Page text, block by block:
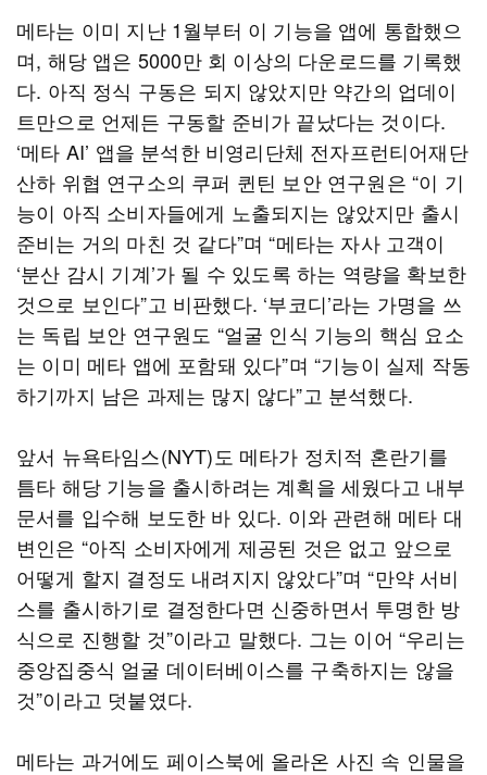
메타는 이미 지난 1월부터 이 기능을 앱에 통합했으
며, 해당 앱은 5000만 회 이상의 다운로드를 기록했
다. 아직 정식 구동은 되지 않았지만 약간의 업데이
트만으로 언제든 구동할 준비가 끝났다는 것이다.
‘메타 AI’ 앱을 분석한 비영리단체 전자프런티어재단
산하 위협 연구소의 쿠퍼 퀸틴 보안 연구원은 “이 기
능이 아직 소비자들에게 노출되지는 않았지만 출시
준비는 거의 마친 것 같다”며 “메타는 자사 고객이
‘분산 감시 기계’가 될 수 있도록 하는 역량을 확보한
것으로 보인다”고 비판했다. ‘부코디’라는 가명을 쓰
는 독립 보안 연구원도 “얼굴 인식 기능의 핵심 요소
는 이미 메타 앱에 포함돼 있다”며 “기능이 실제 작동
하기까지 남은 과제는 많지 않다”고 분석했다.
앞서 뉴욕타임스(NYT)도 메타가 정치적 혼란기를
틈타 해당 기능을 출시하려는 계획을 세웠다고 내부
문서를 입수해 보도한 바 있다. 이와 관련해 메타 대
변인은 “아직 소비자에게 제공된 것은 없고 앞으로
어떻게 할지 결정도 내려지지 않았다”며 “만약 서비
스를 출시하기로 결정한다면 신중하면서 투명한 방
식으로 진행할 것”이라고 말했다. 그는 이어 “우리는
중앙집중식 얼굴 데이터베이스를 구축하지는 않을
것”이라고 덧붙였다.
메타는 과거에도 페이스북에 올라온 사진 속 인물을